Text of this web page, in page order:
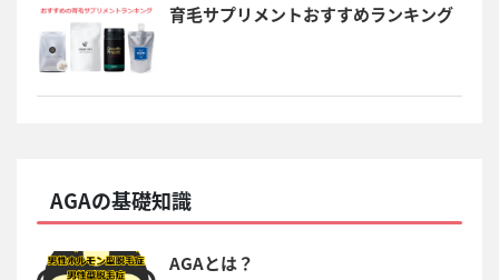
育毛サプリメントおすすめランキング
AGAの基礎知識
AGAとは？